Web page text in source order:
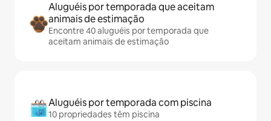
Aluguéis por temporada que aceitam
animais de estimação
Encontre 40 aluguéis por temporada que
aceitam animais de estimação
Aluguéis por temporada com piscina
10 propriedades têm piscina